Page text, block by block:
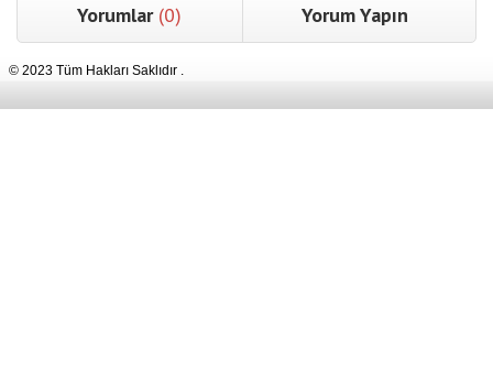
Yorumlar (0) Yorum Yapın
© 2023 Tüm Hakları Saklıdır .